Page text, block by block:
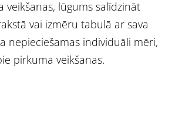
veikšanas, lūgums salīdzināt
vai izmēru tabulā ar sava
nepieciešamas individuāli mēri,
pirkuma veikšanas.